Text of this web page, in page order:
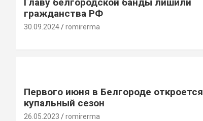
гражданства РФ
30.09.2024 romirerma
Первого июня в Белгороде откроется
купальный сезон
26.05.2023 romirerma